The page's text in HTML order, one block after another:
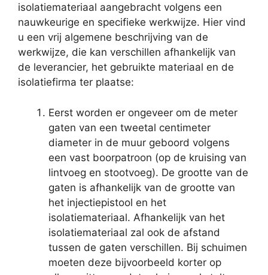
isolatiemateriaal aangebracht volgens een
nauwkeurige en specifieke werkwijze. Hier vind
u een vrij algemene beschrijving van de
werkwijze, die kan verschillen afhankelijk van
de leverancier, het gebruikte materiaal en de
isolatiefirma ter plaatse:
Eerst worden er ongeveer om de meter
gaten van een tweetal centimeter
diameter in de muur geboord volgens
een vast boorpatroon (op de kruising van
lintvoeg en stootvoeg). De grootte van de
gaten is afhankelijk van de grootte van
het injectiepistool en het
isolatiemateriaal. Afhankelijk van het
isolatiemateriaal zal ook de afstand
tussen de gaten verschillen. Bij schuimen
moeten deze bijvoorbeeld korter op